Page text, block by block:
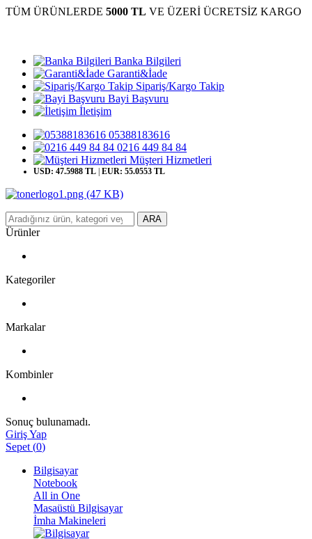
TÜM ÜRÜNLERDE 5000 TL VE ÜZERİ ÜCRETSİZ KARGO
Banka Bilgileri
Garanti&İade
Sipariş/Kargo Takip
Bayi Başvuru
İletişim
05388183616
0216 449 84 84
Müşteri Hizmetleri
USD: 47.5988 TL EUR: 55.0553 TL
ARA
Ürünler
Kategoriler
Markalar
Kombinler
Sonuç bulunamadı.
Giriş Yap
Sepet (0)
Bilgisayar
Notebook
All in One
Masaüstü Bilgisayar
İmha Makineleri